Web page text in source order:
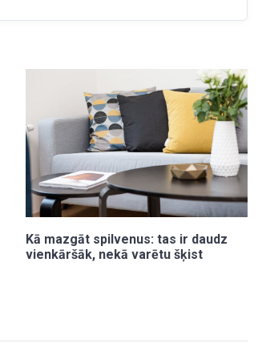
Kā mazgāt spilvenus: tas ir daudz
vienkāršāk, nekā varētu šķist